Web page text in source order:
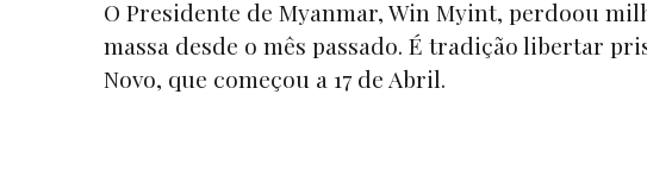
O Presidente de Myanmar, Win Myint, perdoou
massa desde o mês passado. É tradição libertar
Novo, que começou a 17 de Abril.